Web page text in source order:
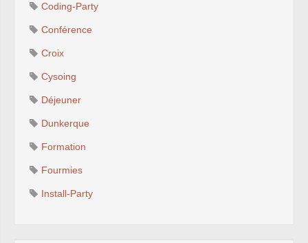
Coding-Party
Conférence
Croix
Cysoing
Déjeuner
Dunkerque
Formation
Fourmies
Install-Party